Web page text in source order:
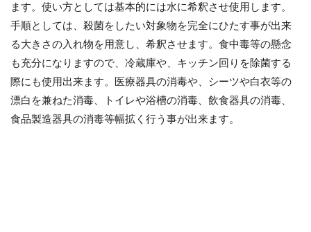
ます。使い方としては基本的には水に希釈させ使用します。
手順としては、殺菌をしたい対象物を完全にひたす事が出来
る大きさの入れ物を用意し、希釈させます。食中毒等の懸念
も充分になりますので、冷蔵庫や、キッチン回りを除菌する
際にも使用出来ます。医療器具の消毒や、シーツや白衣等の
漂白を兼ねた消毒、トイレや浴槽の消毒、飲食器具の消毒、
食品製造器具の消毒等幅拡く行う事が出来ます。